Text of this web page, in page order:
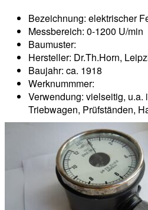
Bezeichnung: elektrischer
Messbereich: 0-1200 U/min
Baumuster:
Hersteller: Dr.Th.Horn,
Baujahr: ca. 1918
Werknummmer:
Verwendung: vielseitig, u.a.
Triebwagen, Prüfständen,